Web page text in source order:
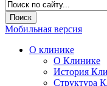
Мобильная версия
О клинике
О Клинике
История
Структура